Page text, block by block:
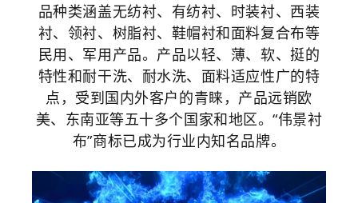
品种类涵盖无纺衬、有纺衬、时装衬、西装
衬、领衬、树脂衬、鞋帽衬和面料复合布等
民用、军用产品。产品以轻、薄、软、挺的
特性和耐干洗、耐水洗、面料适应性广的特
点，受到国内外客户的青睐，产品远销欧
美、东南亚等五十多个国家和地区。“伟景衬
布”商标已成为行业内知名品牌。